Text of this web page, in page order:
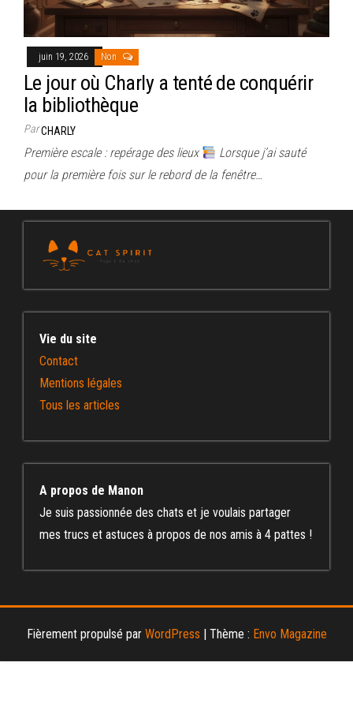
juin 19, 2026 Non
Le jour où Charly a tenté de conquérir
la bibliothèque
ParCHARLY
Première escale : repérage des lieux
Lorsque j’ai sauté
pour la première fois sur le rebord de la fenêtre…
Vie du site
Contact
Mentions légales
Tous les articles
A propos de Manon
Je suis passionnée des chats et je voulais partager
mes trucs et astuces à propos de nos amis à 4 pattes !
Fièrement propulsé par WordPress Thème : Envo Magazine